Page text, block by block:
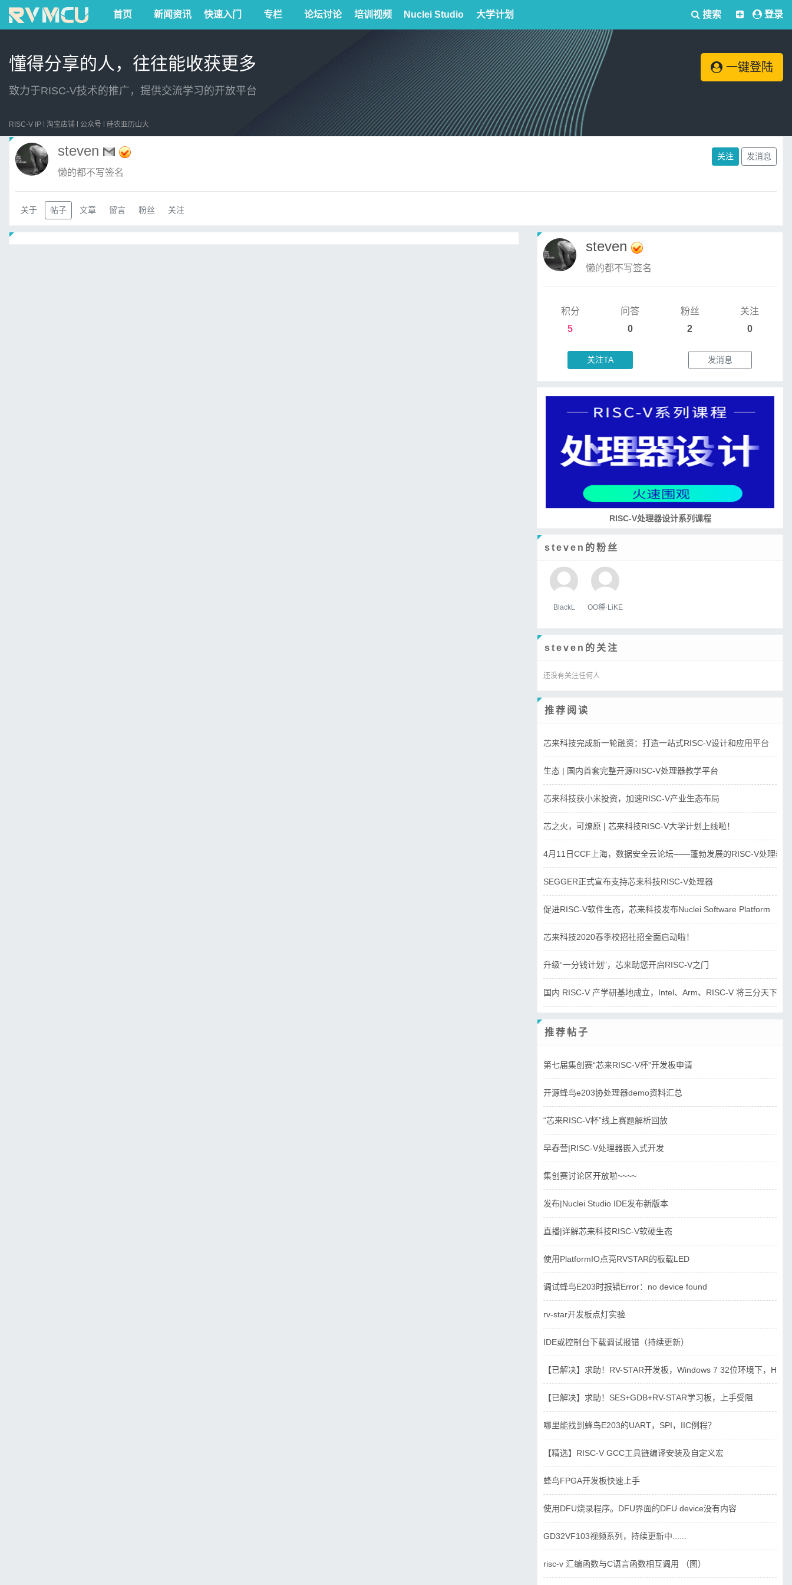
首页 新闻资讯 快速入门 专栏 论坛讨论 培训视频 Nuclei Studio 大学计划 搜索 登录
懂得分享的人，往往能收获更多
致力于RISC-V技术的推广，提供交流学习的开放平台
一键登陆
RISC-V IP 淘宝店铺 公众号 硅农亚历山大
steven
懒的都不写签名
关注 发消息
关于 帖子 文章 留言 粉丝 关注
steven
懒的都不写签名
积分
5
问答
0
粉丝
2
关注
0
关注TA 发消息
RISC-V处理器设计系列课程
steven的粉丝
BlackL OO種·LiKE
steven的关注
还没有关注任何人
推荐阅读
芯来科技完成新一轮融资：打造一站式RISC-V设计和应用平台
生态 | 国内首套完整开源RISC-V处理器教学平台
芯来科技获小米投资，加速RISC-V产业生态布局
芯之火，可燎原 | 芯来科技RISC-V大学计划上线啦！
4月11日CCF上海，数据安全云论坛——蓬勃发展的RISC-V处理器
SEGGER正式宣布支持芯来科技RISC-V处理器
促进RISC-V软件生态，芯来科技发布Nuclei Software Platform
芯来科技2020春季校招社招全面启动啦！
升级“一分钱计划”，芯来助您开启RISC-V之门
国内 RISC-V 产学研基地成立，Intel、Arm、RISC-V 将三分天下？
推荐帖子
第七届集创赛“芯来RISC-V杯”开发板申请
开源蜂鸟e203协处理器demo资料汇总
“芯来RISC-V杯”线上赛题解析回放
早春营|RISC-V处理器嵌入式开发
集创赛讨论区开放啦~~~~
发布|Nuclei Studio IDE发布新版本
直播|详解芯来科技RISC-V软硬生态
使用PlatformIO点亮RVSTAR的板载LED
调试蜂鸟E203时报错Error：no device found
rv-star开发板点灯实验
IDE或控制台下载调试报错（持续更新）
【已解决】求助！RV-STAR开发板，Windows 7 32位环境下，
【已解决】求助！SES+GDB+RV-STAR学习板，上手受阻
哪里能找到蜂鸟E203的UART，SPI，IIC例程？
【精选】RISC-V GCC工具链编译安装及自定义宏
蜂鸟FPGA开发板快速上手
使用DFU烧录程序。DFU界面的DFU device没有内容
GD32VF103视频系列，持续更新中......
risc-v 汇编函数与C语言函数相互调用 （图）